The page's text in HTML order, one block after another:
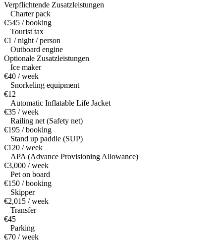
Verpflichtende Zusatzleistungen
Charter pack
€545 / booking
Tourist tax
€1 / night / person
Outboard engine
Optionale Zusatzleistungen
Ice maker
€40 / week
Snorkeling equipment
€12
Automatic Inflatable Life Jacket
€35 / week
Railing net (Safety net)
€195 / booking
Stand up paddle (SUP)
€120 / week
APA (Advance Provisioning Allowance)
€3,000 / week
Pet on board
€150 / booking
Skipper
€2,015 / week
Transfer
€45
Parking
€70 / week